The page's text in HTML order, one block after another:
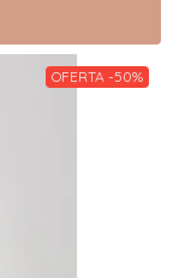
OFERTA -50%